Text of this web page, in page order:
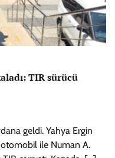
TIR sürücü
geldi. Yahya Ergin
ile Numan A.